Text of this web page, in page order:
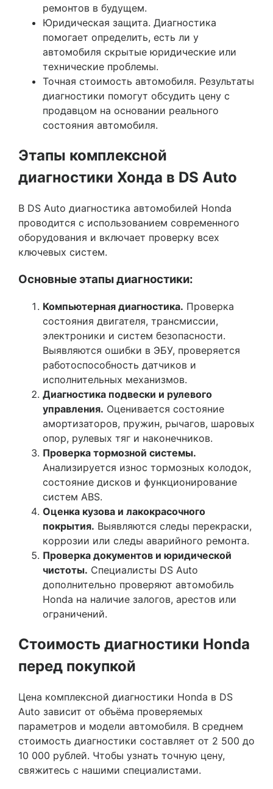
ремонтов в будущем.
Юридическая защита. Диагностика
помогает определить, есть ли у
автомобиля скрытые юридические или
технические проблемы.
Точная стоимость автомобиля. Результаты
диагностики помогут обсудить цену с
продавцом на основании реального
состояния автомобиля.
Этапы комплексной
диагностики Хонда в DS Auto
В DS Auto диагностика автомобилей Honda
проводится с использованием современного
оборудования и включает проверку всех
ключевых систем.
Основные этапы диагностики:
Компьютерная диагностика. Проверка
состояния двигателя, трансмиссии,
электроники и систем безопасности.
Выявляются ошибки в ЭБУ, проверяется
работоспособность датчиков и
исполнительных механизмов.
Диагностика подвески и рулевого
управления. Оценивается состояние
амортизаторов, пружин, рычагов, шаровых
опор, рулевых тяг и наконечников.
Проверка тормозной системы.
Анализируется износ тормозных колодок,
состояние дисков и функционирование
систем ABS.
Оценка кузова и лакокрасочного
покрытия. Выявляются следы перекраски,
коррозии или следы аварийного ремонта.
Проверка документов и юридической
чистоты. Специалисты DS Auto
дополнительно проверяют автомобиль
Honda на наличие залогов, арестов или
ограничений.
Стоимость диагностики Honda
перед покупкой
Цена комплексной диагностики Honda в DS
Auto зависит от объёма проверяемых
параметров и модели автомобиля. В среднем
стоимость диагностики составляет от 2 500 до
10 000 рублей. Чтобы узнать точную цену,
свяжитесь с нашими специалистами.